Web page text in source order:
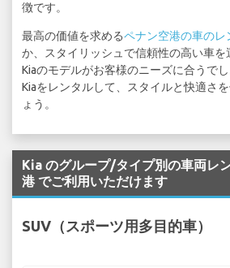
徴です。
最高の価値を求めるペナン空港の車のレ
か、スタイリッシュで信頼性の高い車を
Kiaのモデルがお客様のニーズに合うでし
Kiaをレンタルして、スタイルと快適さ
ょう。
Kia のグループ/タイプ別の車両レ
港 でご利用いただけます
SUV（スポーツ用多目的車）